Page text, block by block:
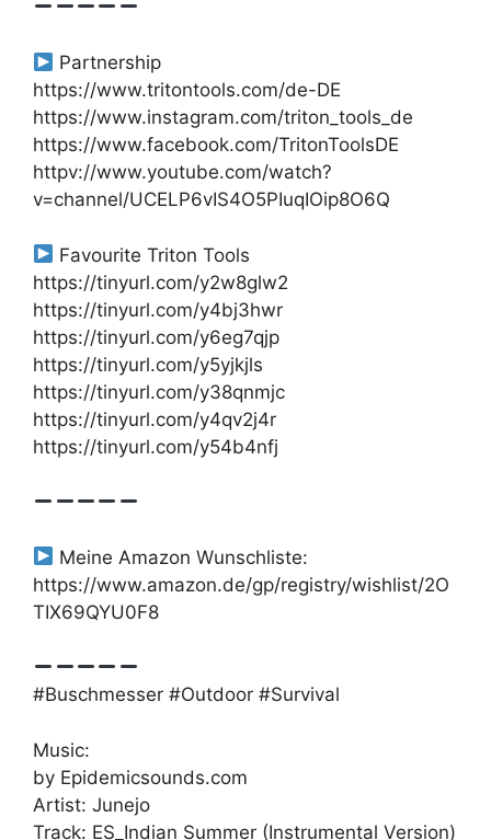
Partnership
https://www.tritontools.com/de-DE
https://www.instagram.com/triton_tools_de
https://www.facebook.com/TritonToolsDE
httpv://www.youtube.com/watch?
v=channel/UCELP6vIS4O5PIuqIOip8O6Q
Favourite Triton Tools
https://tinyurl.com/y2w8glw2
https://tinyurl.com/y4bj3hwr
https://tinyurl.com/y6eg7qjp
https://tinyurl.com/y5yjkjls
https://tinyurl.com/y38qnmjc
https://tinyurl.com/y4qv2j4r
https://tinyurl.com/y54b4nfj
Meine Amazon Wunschliste:
https://www.amazon.de/gp/registry/wishlist/2O
TIX69QYU0F8
#Buschmesser #Outdoor #Survival
Music:
by Epidemicsounds.com
Artist: Junejo
Track: ES_Indian Summer (Instrumental Version)